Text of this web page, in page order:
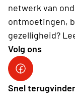
netwerk van
ontmoetingen,
gezelligheid?
Volg ons
Neos Dilsen-
Snel